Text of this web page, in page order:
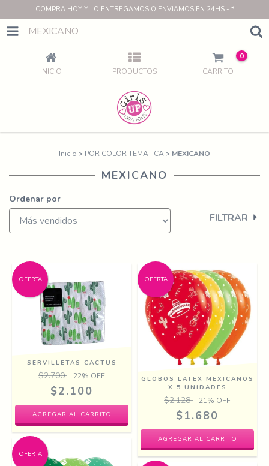
COMPRA HOY Y LO ENTREGAMOS O ENVIAMOS EN 24HS - *
MEXICANO
INICIO PRODUCTOS CARRITO
0
Inicio > POR COLOR TEMATICA> MEXICANO
MEXICANO
Ordenar por
FILTRAR
OFERTA
SERVILLETAS CACTUS
$2.700 22% OFF
$2.100
OFERTA
GLOBOS LATEX MEXICANOS
X 5 UNIDADES
$2.128 21% OFF
$1.680
OFERTA